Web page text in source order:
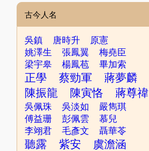
古今人名
吳鎮 唐時升
原憲
姚澤生
張鳳翼
梅堯臣
梁宇皋
楊鳳苞 畢加索
正學 蔡勁軍
蔣夢麟
陳振龍
陳寅恪 蔣尊禕
吳佩珠 吳淡如
嚴雋琪
傅益珊
彭佩雲
慕兒
李翊君
毛彥文 聶華苓
聽露 紫安
虞澹涵